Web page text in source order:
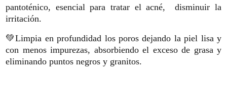
pantoténico, esencial para tratar el acné, disminuir la
irritación.
💚Limpia en profundidad los poros dejando la piel lisa y
con menos impurezas, absorbiendo el exceso de grasa y
eliminando puntos negros y granitos.